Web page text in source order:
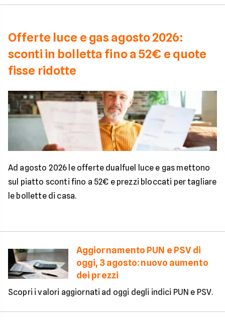
Offerte luce e gas agosto 2026:
sconti in bolletta fino a 52€ e quote
fisse ridotte
Ad agosto 2026 le offerte dualfuel luce e gas mettono
sul piatto sconti fino a 52€ e prezzi bloccati per tagliare
le bollette di casa.
Aggiornamento PUN e PSV di
oggi, 3 agosto: nuovo aumento
dei prezzi
Scopri i valori aggiornati ad oggi degli indici PUN e PSV.